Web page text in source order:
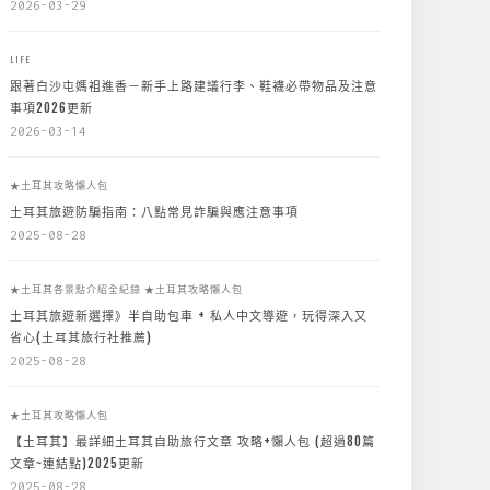
2026-03-29
LIFE
跟著白沙屯媽祖進香－新手上路建議行李、鞋襪必帶物品及注意
事項2026更新
2026-03-14
★土耳其攻略懶人包
土耳其旅遊防騙指南：八點常見詐騙與應注意事項
2025-08-28
★土耳其各景點介紹全紀錄 ★土耳其攻略懶人包
土耳其旅遊新選擇》半自助包車 + 私人中文導遊，玩得深入又
省心(土耳其旅行社推薦)
2025-08-28
★土耳其攻略懶人包
【土耳其】最詳細土耳其自助旅行文章 攻略+懶人包 (超過80篇
文章~連結點)2025更新
2025-08-28